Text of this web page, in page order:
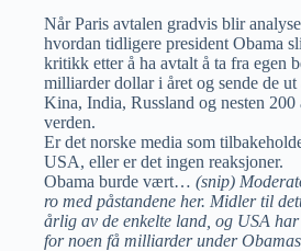
Når Paris avtalen gradvis blir
hvordan tidligere president Obama
kritikk etter å ha avtalt å ta fra egen
milliarder dollar i året og sende de
Kina, India, Russland og nesten 200
verden.
Er det norske media som
USA, eller er det ingen reaksjoner.
Obama burde vært… (snip)
ro med påstandene her. Midler til
årlig av de enkelte land, og USA har
for noen få milliarder under